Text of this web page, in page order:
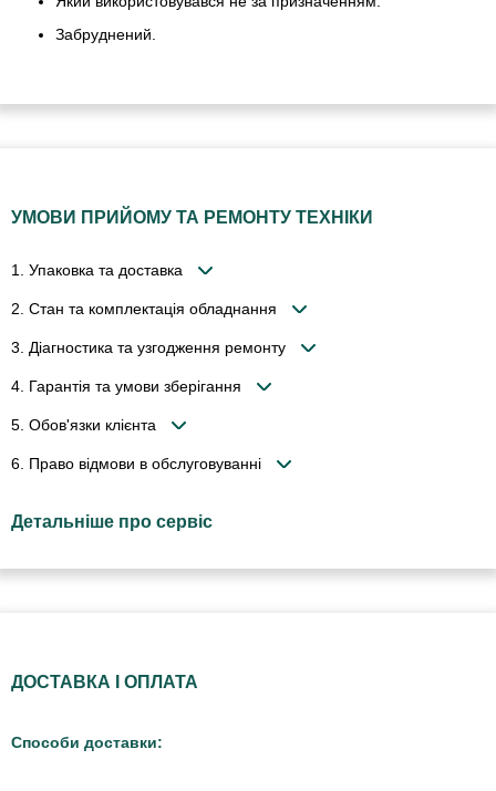
Забруднений.
УМОВИ ПРИЙОМУ ТА РЕМОНТУ ТЕХНІКИ
1. Упаковка та доставка
2. Стан та комплектація обладнання
3. Діагностика та узгодження ремонту
4. Гарантія та умови зберігання
5. Обов'язки клієнта
6. Право відмови в обслуговуванні
Детальніше про сервіс
ДОСТАВКА І ОПЛАТА
Способи доставки: